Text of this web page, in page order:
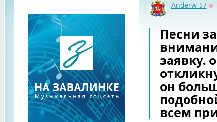
Anderw-57
Песни
заявку.
он
всем